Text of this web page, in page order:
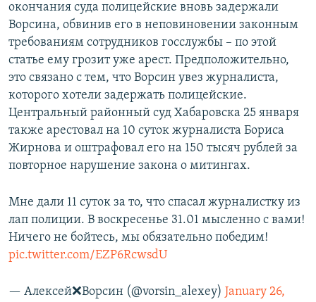
окончания суда полицейские вновь задержали
Ворсина, обвинив его в неповиновении законным
требованиям сотрудников госслужбы – по этой
статье ему грозит уже арест. Предположительно,
это связано с тем, что Ворсин увез журналиста,
которого хотели задержать полицейские.
Центральный районный суд Хабаровска 25 января
также арестовал на 10 суток журналиста Бориса
Жирнова и оштрафовал его на 150 тысяч рублей за
повторное нарушение закона о митингах.
Мне дали 11 суток за то, что спасал журналистку из
лап полиции. В воскресенье 31.01 мысленно с вами!
Ничего не бойтесь, мы обязательно победим!
pic.twitter.com/EZP6RcwsdU
— Алексей❌Ворсин (@vorsin_alexey) January 26,